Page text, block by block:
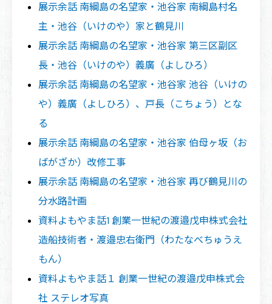
展示余話 南綱島の名望家・池谷家 南綱島村名
主・池谷（いけのや）家と鶴見川
展示余話 南綱島の名望家・池谷家 第三区副区
長・池谷（いけのや）義廣（よしひろ）
展示余話 南綱島の名望家・池谷家 池谷（いけの
や）義廣（よしひろ）、戸長（こちょう）とな
る
展示余話 南綱島の名望家・池谷家 伯母ヶ坂（お
ばがざか）改修工事
展示余話 南綱島の名望家・池谷家 再び鶴見川の
分水路計画
資料よもやま話1 創業一世紀の渡邉戊申株式会社
造船技術者・渡邉忠右衛門（わたなべちゅうえ
もん）
資料よもやま話１ 創業一世紀の渡邉戊申株式会
社 ステレオ写真